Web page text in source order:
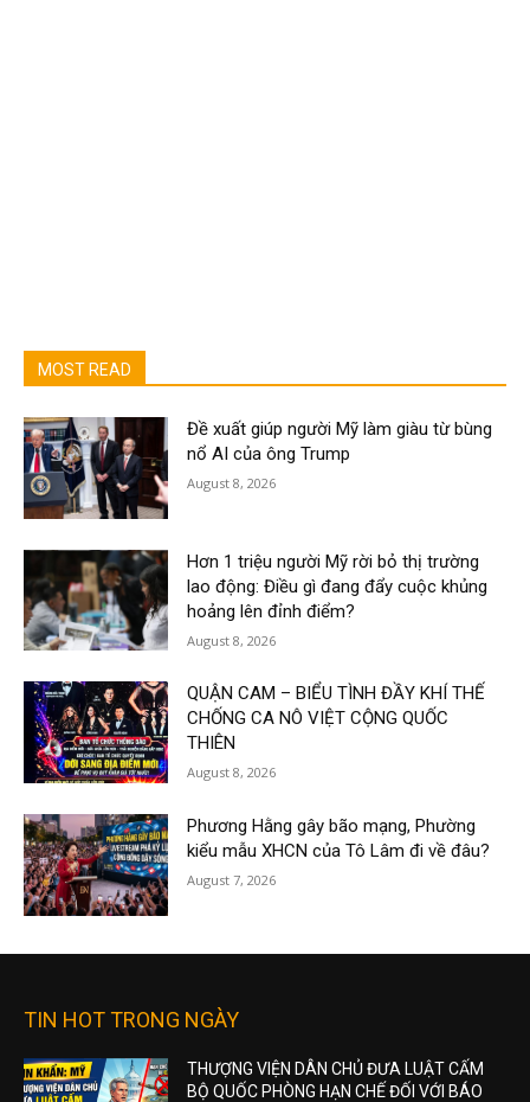
MOST READ
Đề xuất giúp người Mỹ làm giàu từ bùng
nổ AI của ông Trump
August 8, 2026
Hơn 1 triệu người Mỹ rời bỏ thị trường
lao động: Điều gì đang đẩy cuộc khủng
hoảng lên đỉnh điểm?
August 8, 2026
QUẬN CAM – BIỂU TÌNH ĐẦY KHÍ THẾ
CHỐNG CA NÔ VIỆT CỘNG QUỐC
THIÊN
August 8, 2026
Phương Hằng gây bão mạng, Phường
kiểu mẫu XHCN của Tô Lâm đi về đâu?
August 7, 2026
TIN HOT TRONG NGÀY
THƯỢNG VIỆN DÂN CHỦ ĐƯA LUẬT CẤM
BỘ QUỐC PHÒNG HẠN CHẾ ĐỐI VỚI BÁO